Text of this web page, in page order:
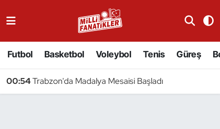
Futbol Basketbol Voleybol Tenis Güreş
00:54Trabzon'da Madalya Mesaisi Başladı
Badminton